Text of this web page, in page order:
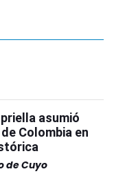
asumió
Colombia en
de Cuyo